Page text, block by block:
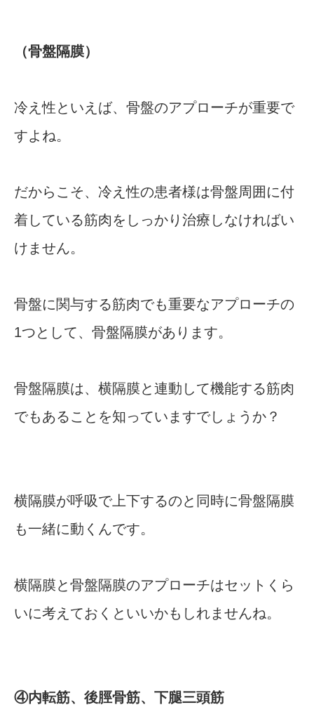
（骨盤隔膜）
冷え性といえば、骨盤のアプローチが重要で
すよね。
だからこそ、冷え性の患者様は骨盤周囲に付
着している筋肉をしっかり治療しなければい
けません。
骨盤に関与する筋肉でも重要なアプローチの
1つとして、骨盤隔膜があります。
骨盤隔膜は、横隔膜と連動して機能する筋肉
でもあることを知っていますでしょうか？
横隔膜が呼吸で上下するのと同時に骨盤隔膜
も一緒に動くんです。
横隔膜と骨盤隔膜のアプローチはセットくら
いに考えておくといいかもしれませんね。
④内転筋、後脛骨筋、下腿三頭筋